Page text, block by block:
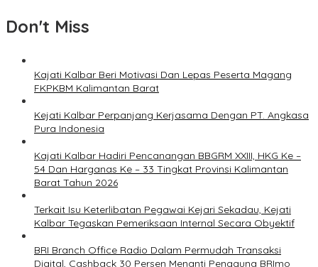
Don't Miss
Kajati Kalbar Beri Motivasi Dan Lepas Peserta Magang
FKPKBM Kalimantan Barat
Kejati Kalbar Perpanjang Kerjasama Dengan PT. Angkasa
Pura Indonesia
Kajati Kalbar Hadiri Pencanangan BBGRM XXIII, HKG Ke –
54 Dan Harganas Ke – 33 Tingkat Provinsi Kalimantan
Barat Tahun 2026
Terkait Isu Keterlibatan Pegawai Kejari Sekadau, Kejati
Kalbar Tegaskan Pemeriksaan Internal Secara Obyektif
BRI Branch Office Radio Dalam Permudah Transaksi
Digital, Cashback 30 Persen Menanti Pengguna BRImo